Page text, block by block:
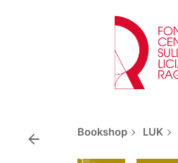
Bookshop LUK